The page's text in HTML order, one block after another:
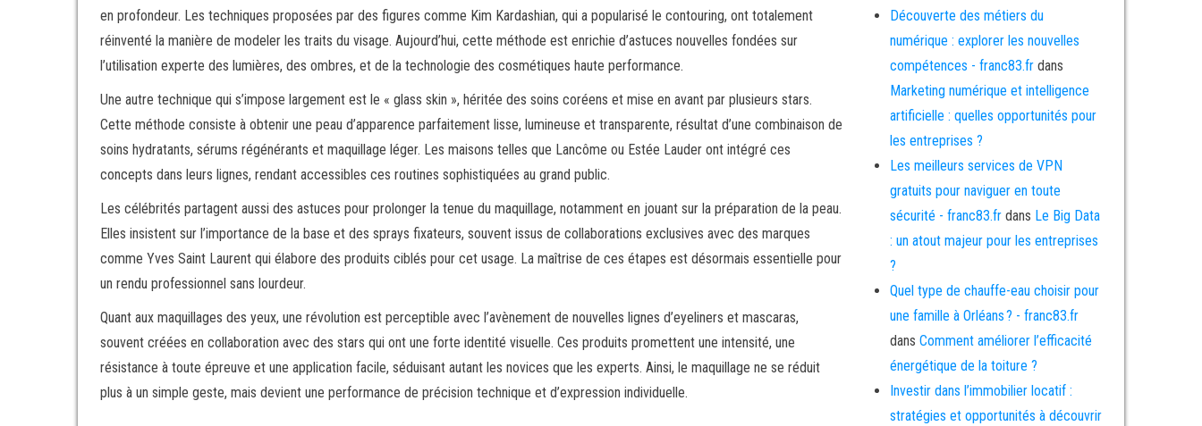
en profondeur. Les techniques proposées par des figures comme Kim Kardashian, qui a popularisé le contouring, ont totalement
réinventé la manière de modeler les traits du visage. Aujourd’hui, cette méthode est enrichie d’astuces nouvelles fondées sur
l’utilisation experte des lumières, des ombres, et de la technologie des cosmétiques haute performance.
Une autre technique qui s’impose largement est le « glass skin », héritée des soins coréens et mise en avant par plusieurs stars.
Cette méthode consiste à obtenir une peau d’apparence parfaitement lisse, lumineuse et transparente, résultat d’une combinaison de
soins hydratants, sérums régénérants et maquillage léger. Les maisons telles que Lancôme ou Estée Lauder ont intégré ces
concepts dans leurs lignes, rendant accessibles ces routines sophistiquées au grand public.
Les célébrités partagent aussi des astuces pour prolonger la tenue du maquillage, notamment en jouant sur la préparation de la peau.
Elles insistent sur l’importance de la base et des sprays fixateurs, souvent issus de collaborations exclusives avec des marques
comme Yves Saint Laurent qui élabore des produits ciblés pour cet usage. La maîtrise de ces étapes est désormais essentielle pour
un rendu professionnel sans lourdeur.
Quant aux maquillages des yeux, une révolution est perceptible avec l’avènement de nouvelles lignes d’eyeliners et mascaras,
souvent créées en collaboration avec des stars qui ont une forte identité visuelle. Ces produits promettent une intensité, une
résistance à toute épreuve et une application facile, séduisant autant les novices que les experts. Ainsi, le maquillage ne se réduit
plus à un simple geste, mais devient une performance de précision technique et d’expression individuelle.
Découverte des métiers du
numérique : explorer les nouvelles
compétences - franc83.frdans
Marketing numérique et intelligence
artificielle : quelles opportunités pour
les entreprises ?
Les meilleurs services de VPN
gratuits pour naviguer en toute
sécurité - franc83.frdans Le Big Data
: un atout majeur pour les entreprises
?
Quel type de chauffe-eau choisir pour
une famille à Orléans ? - franc83.fr
dans Comment améliorer l’efficacité
énergétique de la toiture ?
Investir dans l’immobilier locatif :
stratégies et opportunités à découvrir